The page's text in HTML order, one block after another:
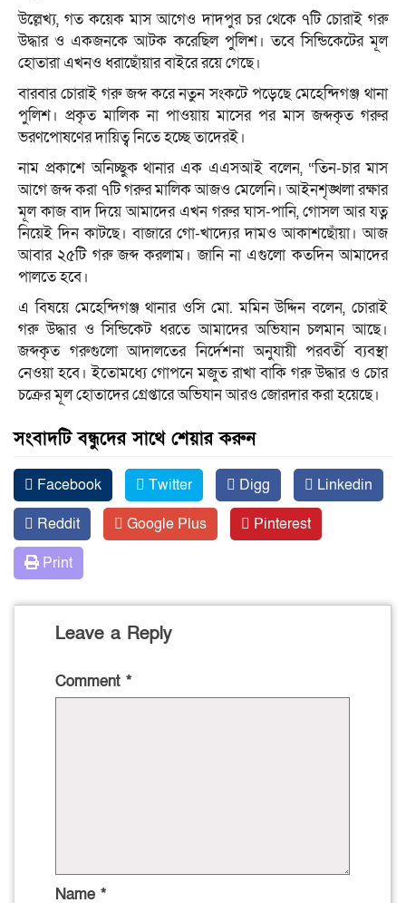
উল্লেখ্য, গত কয়েক মাস আগেও দাদপুর চর থেকে ৭টি চোরাই গরু
উদ্ধার ও একজনকে আটক করেছিল পুলিশ। তবে সিন্ডিকেটের মূল
হোতারা এখনও ধরাছোঁয়ার বাইরে রয়ে গেছে।
বারবার চোরাই গরু জব্দ করে নতুন সংকটে পড়েছে মেহেন্দিগঞ্জ থানা
পুলিশ। প্রকৃত মালিক না পাওয়ায় মাসের পর মাস জব্দকৃত গরুর
ভরণপোষণের দায়িত্ব নিতে হচ্ছে তাদেরই।
নাম প্রকাশে অনিচ্ছুক থানার এক এএসআই বলেন, “তিন-চার মাস
আগে জব্দ করা ৭টি গরুর মালিক আজও মেলেনি। আইনশৃঙ্খলা রক্ষার
মূল কাজ বাদ দিয়ে আমাদের এখন গরুর ঘাস-পানি, গোসল আর যত্ন
নিয়েই দিন কাটছে। বাজারে গো-খাদ্যের দামও আকাশছোঁয়া। আজ
আবার ২৫টি গরু জব্দ করলাম। জানি না এগুলো কতদিন আমাদের
পালতে হবে।
এ বিষয়ে মেহেন্দিগঞ্জ থানার ওসি মো. মমিন উদ্দিন বলেন, চোরাই
গরু উদ্ধার ও সিন্ডিকেট ধরতে আমাদের অভিযান চলমান আছে।
জব্দকৃত গরুগুলো আদালতের নির্দেশনা অনুযায়ী পরবর্তী ব্যবস্থা
নেওয়া হবে। ইতোমধ্যে গোপনে মজুত রাখা বাকি গরু উদ্ধার ও চোর
চক্রের মূল হোতাদের গ্রেপ্তারে অভিযান আরও জোরদার করা হয়েছে।
সংবাদটি বন্ধুদের সাথে শেয়ার করুন
Facebook Twitter Digg
Linkedin
Reddit
Google Plus
Pinterest
Print
Leave a Reply
Comment *
Name *